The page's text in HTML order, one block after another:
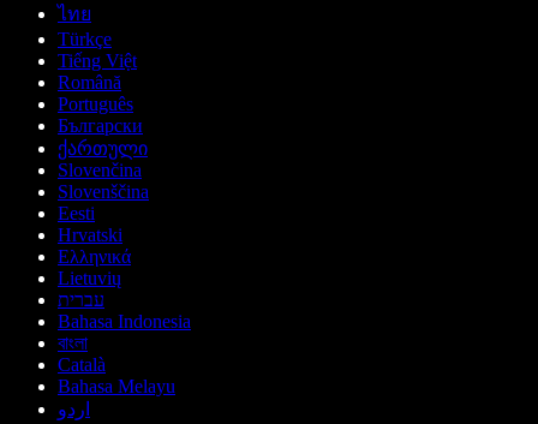
ไทย
Türkçe
Tiếng Việt
Română
Português
Български
ქართული
Slovenčina
Slovenščina
Eesti
Hrvatski
Ελληνικά
Lietuvių
עברית
Bahasa Indonesia
বাংলা
Català
Bahasa Melayu
اردو